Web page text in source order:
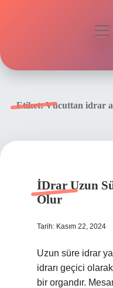
Etiket:Vücuttan idrar
İDrar Uzun
Olur
Tarih: Kasım 22, 2024
Uzun süre idrar
idrarı geçici
bir organdır.